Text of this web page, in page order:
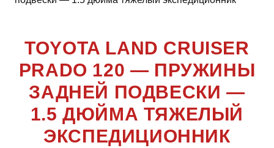
TOYOTA LAND CRUISER
PRADO 120 — ПРУЖИНЫ
ЗАДНЕЙ ПОДВЕСКИ —
1.5 ДЮЙМА ТЯЖЕЛЫЙ
ЭКСПЕДИЦИОННИК